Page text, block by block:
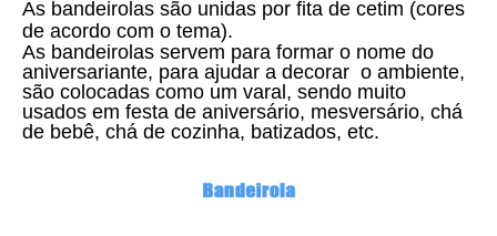
As bandeirolas são unidas por fita de cetim (cores
de acordo com o tema).
As bandeirolas servem para formar o nome do
aniversariante, para ajudar a decorar o ambiente,
são colocadas como um varal, sendo muito
usados em festa de aniversário, mesversário, chá
de bebê, chá de cozinha, batizados, etc.